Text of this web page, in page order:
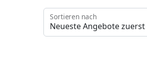
Sortieren nach